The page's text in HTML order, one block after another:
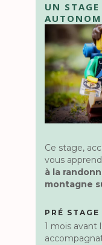
UN STAGE
Ce stage,
vous
à la
montagne
PRÉ STAGE
1 mois avant